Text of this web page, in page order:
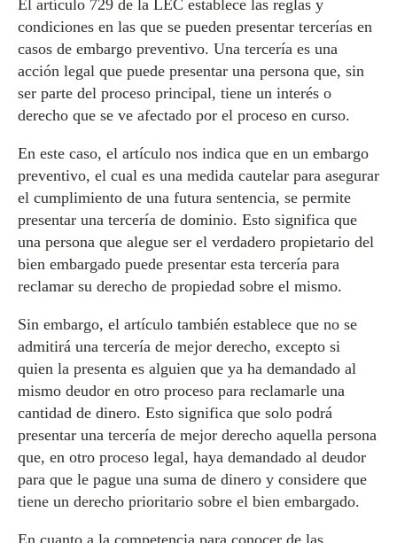
El artículo 729 de la LEC establece las reglas y
condiciones en las que se pueden presentar tercerías en
casos de embargo preventivo. Una tercería es una
acción legal que puede presentar una persona que, sin
ser parte del proceso principal, tiene un interés o
derecho que se ve afectado por el proceso en curso.
En este caso, el artículo nos indica que en un embargo
preventivo, el cual es una medida cautelar para asegurar
el cumplimiento de una futura sentencia, se permite
presentar una tercería de dominio. Esto significa que
una persona que alegue ser el verdadero propietario del
bien embargado puede presentar esta tercería para
reclamar su derecho de propiedad sobre el mismo.
Sin embargo, el artículo también establece que no se
admitirá una tercería de mejor derecho, excepto si
quien la presenta es alguien que ya ha demandado al
mismo deudor en otro proceso para reclamarle una
cantidad de dinero. Esto significa que solo podrá
presentar una tercería de mejor derecho aquella persona
que, en otro proceso legal, haya demandado al deudor
para que le pague una suma de dinero y considere que
tiene un derecho prioritario sobre el bien embargado.
En cuanto a la competencia para conocer de las